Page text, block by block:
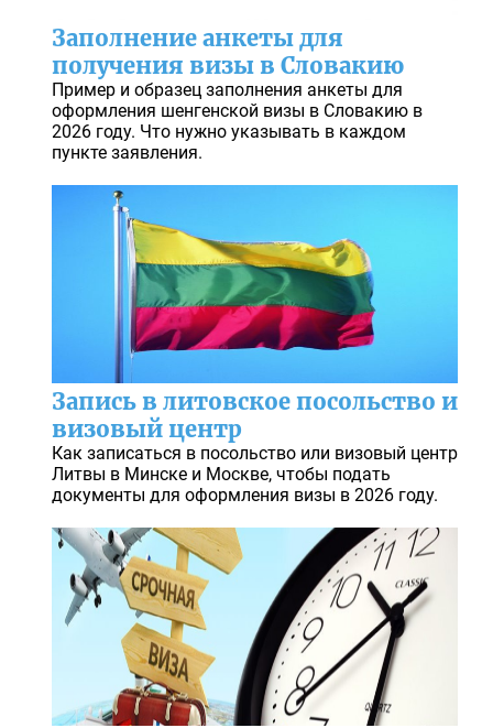
Заполнение анкеты для
получения визы в Словакию
Пример и образец заполнения анкеты для
оформления шенгенской визы в Словакию в
2026 году. Что нужно указывать в каждом
пункте заявления.
Запись в литовское посольство и
визовый центр
Как записаться в посольство или визовый центр
Литвы в Минске и Москве, чтобы подать
документы для оформления визы в 2026 году.